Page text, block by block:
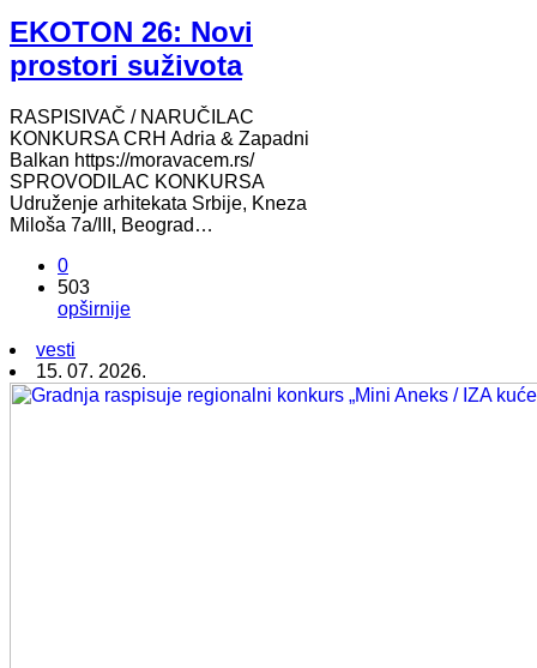
EKOTON 26: Novi
prostori suživota
RASPISIVAČ / NARUČILAC
KONKURSA CRH Adria & Zapadni
Balkan https://moravacem.rs/
SPROVODILAC KONKURSA
Udruženje arhitekata Srbije, Kneza
Miloša 7a/III, Beograd…
0
503
opširnije
vesti
15. 07. 2026.